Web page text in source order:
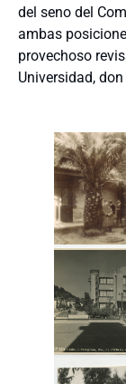
del seno del
ambas
provechoso
Universidad,